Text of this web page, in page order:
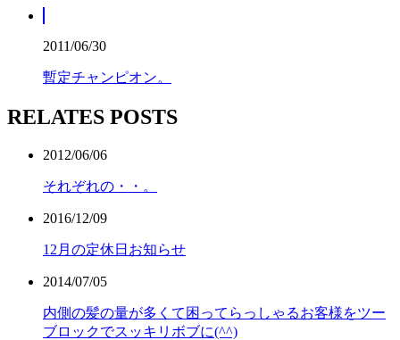
2011/06/30
暫定チャンピオン。
RELATES POSTS
2012/06/06
それぞれの・・。
2016/12/09
12月の定休日お知らせ
2014/07/05
内側の髪の量が多くて困ってらっしゃるお客様をツー
ブロックでスッキリボブに(^^)